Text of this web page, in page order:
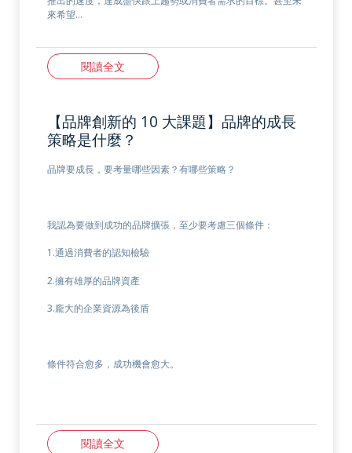
來希望…
閱讀全文
【品牌創新的 10 大課題】品牌的成長
策略是什麼？
品牌要成長，要考量哪些因素？有哪些策略？
我認為要做到成功的品牌擴張，至少要考慮三個條件：
1.通過消費者的認知檢驗
2.擁有雄厚的品牌資產
3.龐大的企業資源為後盾
條件符合愈多，成功機會愈大。
閱讀全文